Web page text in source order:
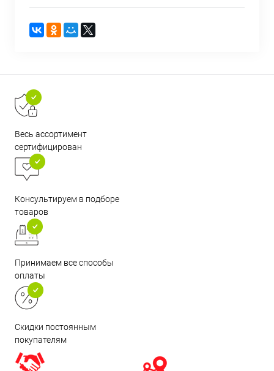
Весь ассортимент
сертифицирован
Консультируем в подборе
товаров
Принимаем все способы
оплаты
Скидки постоянным
покупателям